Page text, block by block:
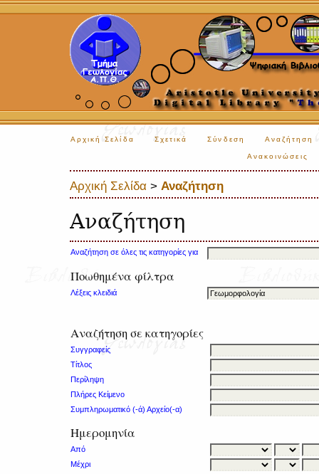
Αρχική Σελίδα Σχετικά Σύνδεση Αναζήτηση
Ανακοινώσεις
Αρχική Σελίδα > Αναζήτηση
Αναζήτηση
Αναζήτηση σε όλες τις κατηγορίες για
Ποωθημένα φίλτρα
Λέξεις κλειδιά
Αναζήτηση σε κατηγορίες
Συγγραφείς
Τίτλος
Περίληψη
Πλήρες Κείμενο
Συμπληρωματικό (-ά) Αρχείο(-α)
Ημερομηνία
Από
Μέχρι